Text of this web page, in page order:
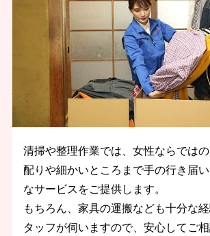
清掃や整理作業では、女性ならでは
配りや細かいところまで手の行き届
なサービスをご提供します。
もちろん、家具の運搬なども十分な
タッフが伺いますので、安心してご相